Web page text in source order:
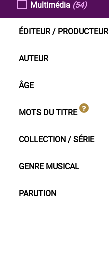
Multimédia (54)
ÉDITEUR / PRODUCTEUR
AUTEUR
ÂGE
MOTS DU TITRE
COLLECTION / SÉRIE
GENRE MUSICAL
PARUTION